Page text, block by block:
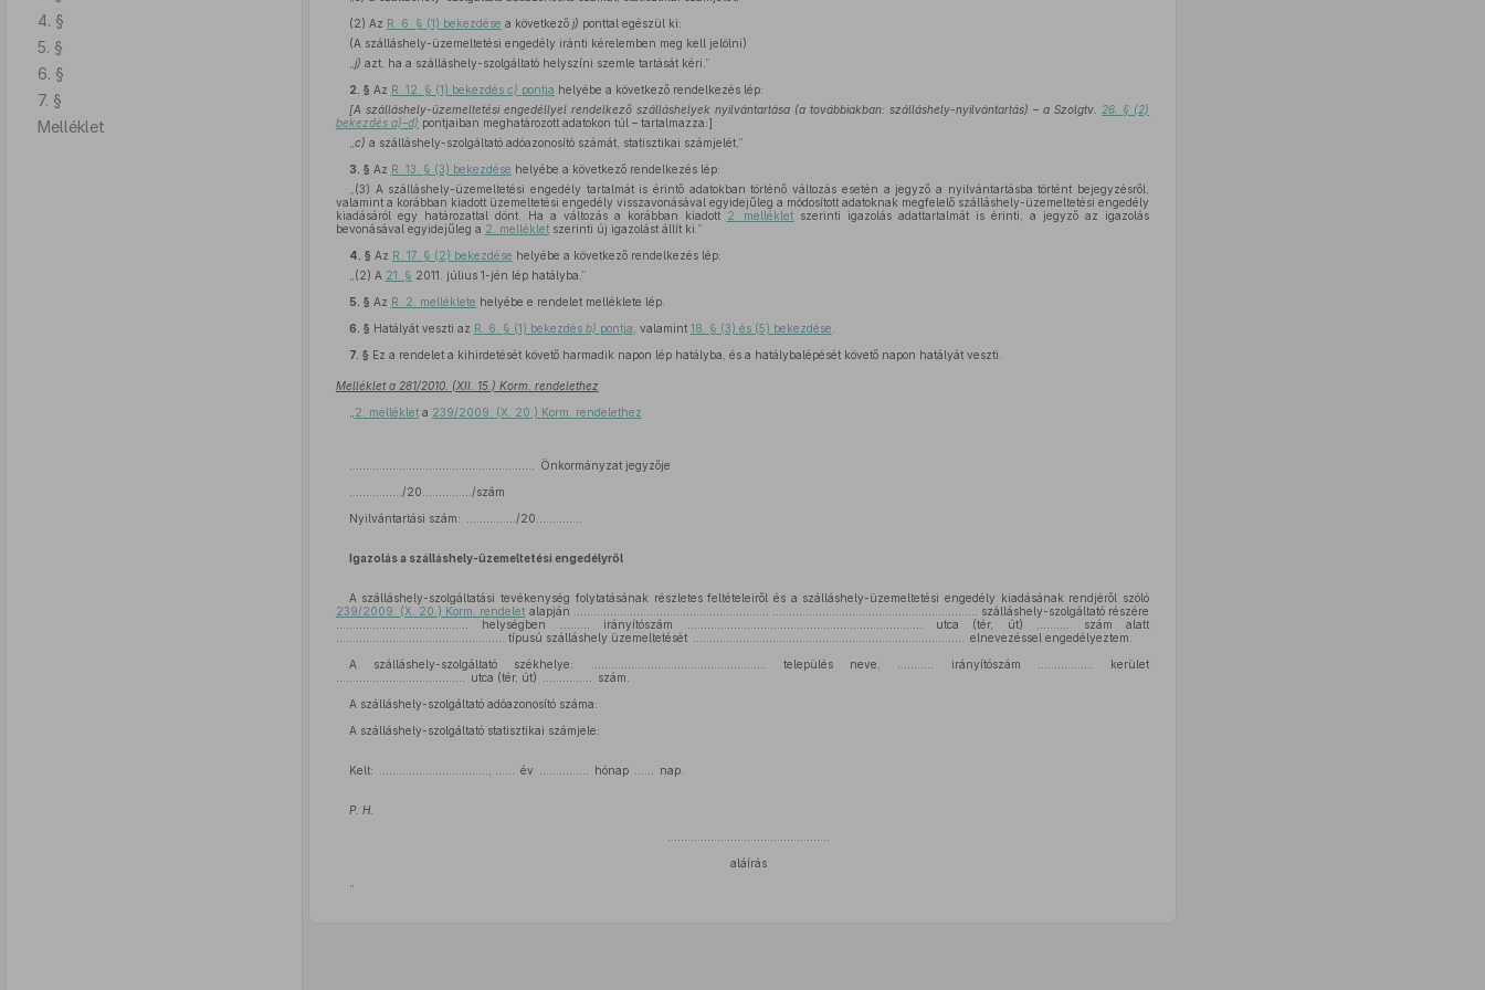
4. §
5. §
6. §
7. §
Melléklet
(2) Az R. 6. § (1) bekezdése a következő j) ponttal egészül ki:
(A szálláshely-üzemeltetési engedély iránti kérelemben meg kell jelölni)
j) azt, ha a szálláshely-szolgáltató helyszíni szemle tartását kéri.”
2. § Az R. 12. § (1) bekezdés c) pontja helyébe a következő rendelkezés lép:
[A szálláshely-üzemeltetési engedéllyel rendelkező szálláshelyek nyilvántartása (a továbbiakban: szálláshely-nyilvántartás) – a Szolgtv. 26. § (2)
bekezdés a)–d) pontjaiban meghatározott adatokon túl – tartalmazza:]
c) a szálláshely-szolgáltató adóazonosító számát, statisztikai számjelét,”
3. § Az R. 13. § (3) bekezdése helyébe a következő rendelkezés lép:
„(3) A szálláshely-üzemeltetési engedély tartalmát is érintő adatokban történő változás esetén a jegyző a nyilvántartásba történt bejegyzésről,
valamint a korábban kiadott üzemeltetési engedély visszavonásával egyidejűleg a módosított adatoknak megfelelő szálláshely-üzemeltetési engedély
kiadásáról egy határozattal dönt. Ha a változás a korábban kiadott 2. melléklet szerinti igazolás adattartalmát is érinti, a jegyző az igazolás
bevonásával egyidejűleg a 2. mellékletszerinti új igazolást állít ki.”
4. § Az R. 17. § (2) bekezdése helyébe a következő rendelkezés lép:
„(2) A 21. § 2011. július 1-jén lép hatályba.”
5. § Az R. 2. melléklete helyébe e rendelet melléklete lép.
6. § Hatályát veszti az R. 6. § (1) bekezdés b) pontja , valamint 18. § (3) és (5) bekezdése
7. § Ez a rendelet a kihirdetését követő harmadik napon lép hatályba, és a hatálybalépését követő napon hatályát veszti.
Melléklet a 281/2010. (XII. 15.) Korm. rendelethez
2. mellékleta 239/2009. (X. 20.) Korm. rendelethez
........................................................ Önkormányzat jegyzője
................/20.............../szám
Nyilvántartási szám: .............../20..............
Igazolás a szálláshely-üzemeltetési engedélyről
A szálláshely-szolgáltatási tevékenység folytatásának részletes feltételeiről és a szálláshely-üzemeltetési engedély kiadásának rendjéről szóló
239/2009. (X. 20.) Korm. rendelet alapján ........................................................... .............................................................. szálláshely-szolgáltató részére
........................................ helységben ......... irányítószám ....................................................................... utca (tér, út) .......... szám alatt
................................................... típusú szálláshely üzemeltetését .................................................................................. elnevezéssel engedélyeztem.
A szálláshely-szolgáltató székhelye: ..................................................... település neve, ........... irányítószám ................. kerület
....................................... utca (tér, út) ............... szám.
A szálláshely-szolgáltató adóazonosító száma:
A szálláshely-szolgáltató statisztikai számjele:
Kelt: ................................., ...... év ............... hónap ...... nap.
P. H.
aláírás
”